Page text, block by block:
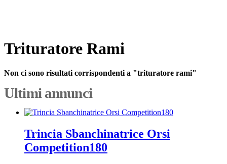
Trituratore Rami
Non ci sono risultati corrispondenti a "trituratore rami"
Ultimi annunci
Trincia Sbanchinatrice Orsi
Competition180